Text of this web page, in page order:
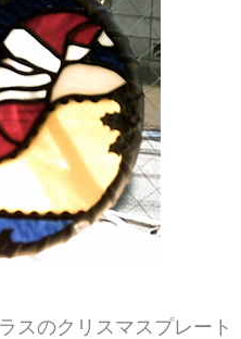
スのクリスマスプレート